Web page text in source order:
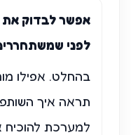
אפשר לבדוק
לפני
בהחלט. אפילו
תראה איך
למערכת